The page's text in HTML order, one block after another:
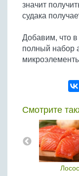
значит
судака
Добавим, что в
полный набор
Смотрите